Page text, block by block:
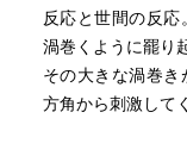
反応と世間の反応
渦巻くように罷り
その大きな渦巻
方角から刺激して